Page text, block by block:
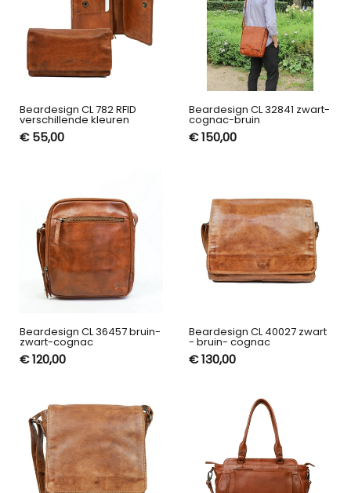
Beardesign CL 782 RFID
verschillende kleuren
€ 55,00
Beardesign CL 32841 zwart-
cognac-bruin
€ 150,00
Beardesign CL 36457 bruin-
zwart-cognac
€ 120,00
Beardesign CL 40027 zwart
- bruin- cognac
€ 130,00